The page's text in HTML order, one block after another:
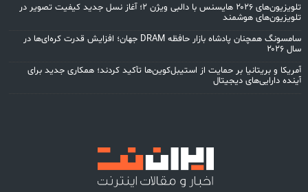
تلویزیون‌های ۲۰۲۶ هایسنس با دالبی ویژن ۲؛ آغاز نسل جدید کیفیت تصویر در
تلویزیون‌های هوشمند
سامسونگ همچنان پادشاه بازار حافظه DRAM جهان؛ افزایش قدرت کره‌ای‌ها در
سال ۲۰۲۶
آمریکا و بریتانیا بر حمایت از استیبل‌کوین‌ها تأکید کردند؛ همکاری جدید برای
آینده دارایی‌های دیجیتال